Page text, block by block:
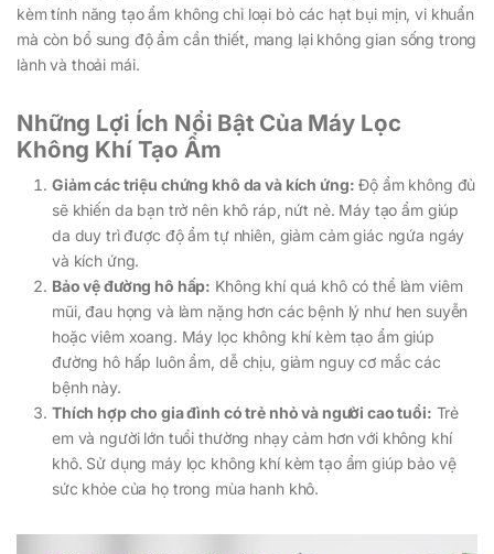
kèm tính năng tạo ẩm không chỉ loại bỏ các hạt bụi mịn, vi khuẩn
mà còn bổ sung độ ẩm cần thiết, mang lại không gian sống trong
lành và thoải mái.
Những Lợi Ích Nổi Bật Của Máy Lọc
Không Khí Tạo Ẩm
Giảm các triệu chứng khô da và kích ứng: Độ ẩm không đủ
sẽ khiến da bạn trở nên khô ráp, nứt nẻ. Máy tạo ẩm giúp
da duy trì được độ ẩm tự nhiên, giảm cảm giác ngứa ngáy
và kích ứng.
Bảo vệ đường hô hấp: Không khí quá khô có thể làm viêm
mũi, đau họng và làm nặng hơn các bệnh lý như hen suyễn
hoặc viêm xoang. Máy lọc không khí kèm tạo ẩm giúp
đường hô hấp luôn ẩm, dễ chịu, giảm nguy cơ mắc các
bệnh này.
Thích hợp cho gia đình có trẻ nhỏ và người cao tuổi: Trẻ
em và người lớn tuổi thường nhạy cảm hơn với không khí
khô. Sử dụng máy lọc không khí kèm tạo ẩm giúp bảo vệ
sức khỏe của họ trong mùa hanh khô.